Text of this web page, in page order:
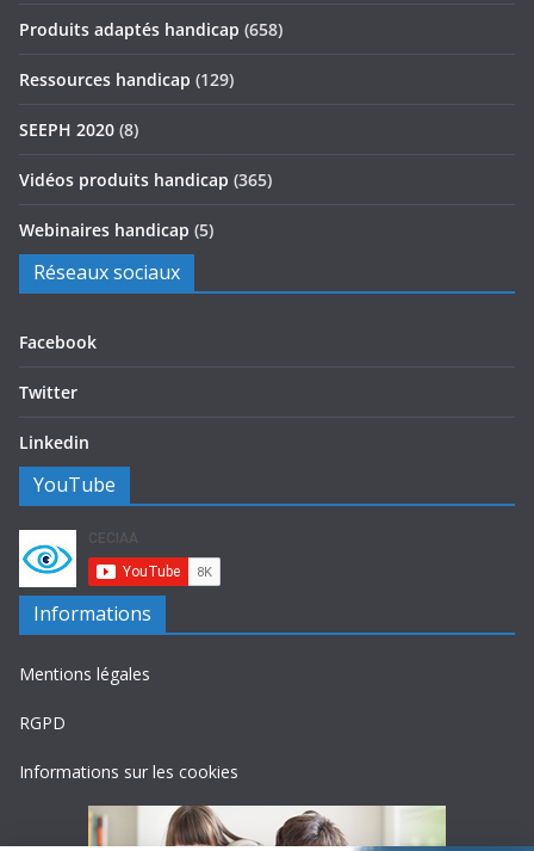
Produits adaptés handicap (658)
Ressources handicap (129)
SEEPH 2020 (8)
Vidéos produits handicap (365)
Webinaires handicap (5)
Réseaux sociaux
Facebook
Twitter
Linkedin
YouTube
Informations
Mentions légales
RGPD
Informations sur les cookies